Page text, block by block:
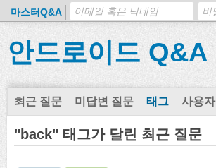
마스터Q&A
안드로이드 Q&A
최근 질문 미답변 질문 태그 사용자
"back" 태그가 달린 최근 질문